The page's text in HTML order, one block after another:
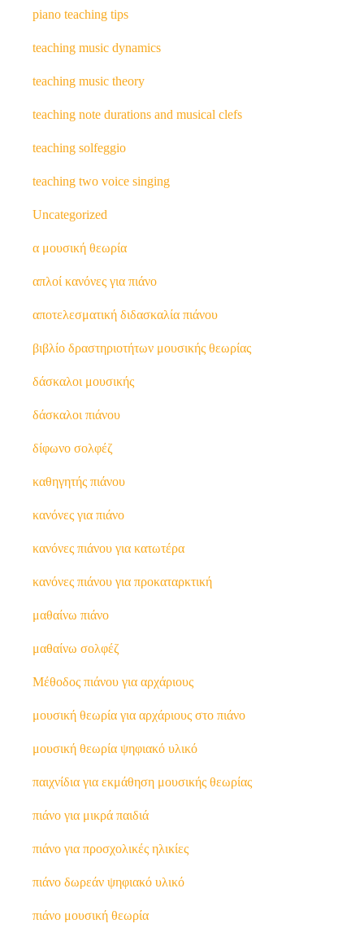
piano teaching tips
teaching music dynamics
teaching music theory
teaching note durations and musical clefs
teaching solfeggio
teaching two voice singing
Uncategorized
α μουσική θεωρία
απλοί κανόνες για πιάνο
αποτελεσματική διδασκαλία πιάνου
βιβλίο δραστηριοτήτων μουσικής θεωρίας
δάσκαλοι μουσικής
δάσκαλοι πιάνου
δίφωνο σολφέζ
καθηγητής πιάνου
κανόνες για πιάνο
κανόνες πιάνου για κατωτέρα
κανόνες πιάνου για προκαταρκτική
μαθαίνω πιάνο
μαθαίνω σολφέζ
Μέθοδος πιάνου για αρχάριους
μουσική θεωρία για αρχάριους στο πιάνο
μουσική θεωρία ψηφιακό υλικό
παιχνίδια για εκμάθηση μουσικής θεωρίας
πιάνο για μικρά παιδιά
πιάνο για προσχολικές ηλικίες
πιάνο δωρεάν ψηφιακό υλικό
πιάνο μουσική θεωρία